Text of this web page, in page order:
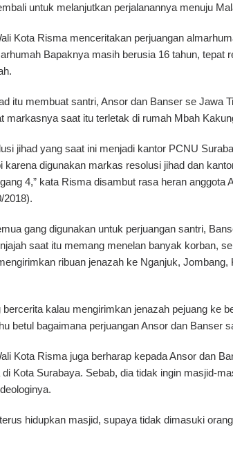
untuk melanjutkan perjalanannya menuju
Kota Risma menceritakan perjuangan
Bapaknya masih berusia 16 tahun, tepat
itu membuat santri, Ansor dan Banser se Jawa
markasnya saat itu terletak di rumah Mbah
jihad yang saat ini menjadi kantor PCNU
karena digunakan markas resolusi jihad dan
4,” kata Risma disambut rasa heran anggota
2018).
gang digunakan untuk perjuangan santri,
saat itu memang menelan banyak korban,
ribuan jenazah ke Nganjuk, Jombang,
kalau mengirimkan jenazah pejuang ke
betul bagaimana perjuangan Ansor dan Banser
Kota Risma juga berharap kepada Ansor dan
Kota Surabaya. Sebab, dia tidak ingin masjid-
hidupkan masjid, supaya tidak dimasuki